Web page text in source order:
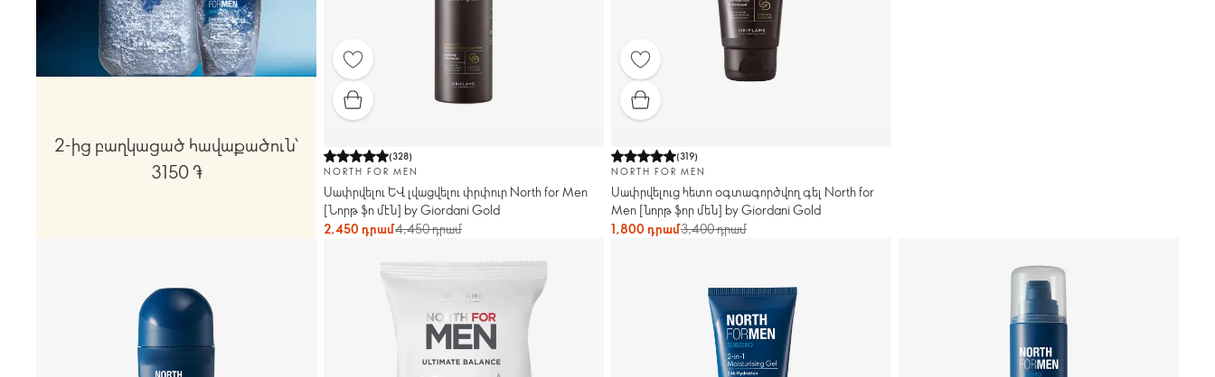
2-ից բաղկացած հավաքածուն՝
3150 ֏
(328)
NORTH FOR MEN
Սափրվելու և լվացվելու փրփուր North for Men
[Նորթ ֆո մէն] by Giordani Gold
2,450 դրամ4,450 դրամ
(319)
NORTH FOR MEN
Սափրվելուց հետո օգտագործվող գել North for
Men [նորթ ֆոր մեն] by Giordani Gold
1,800 դրամ3,400 դրամ